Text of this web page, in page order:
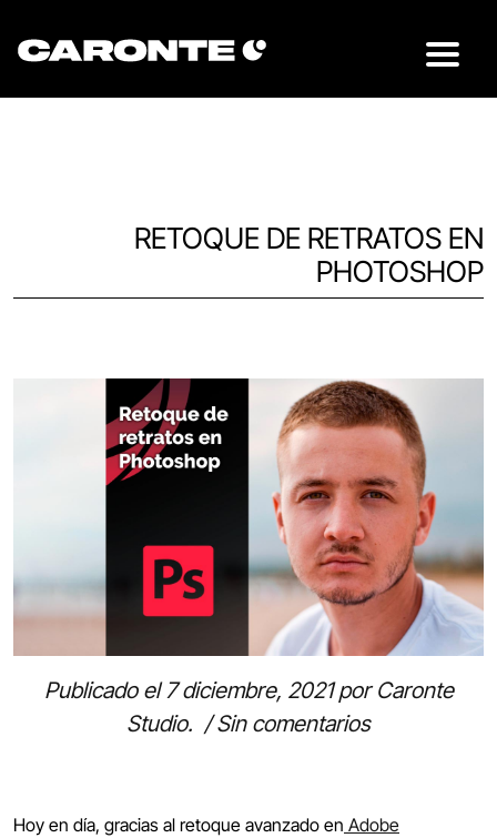
RETOQUE DE RETRATOS EN
PHOTOSHOP
Publicado el7 diciembre, 2021porCaronte
Studio. /Sin comentarios
Hoy en día, gracias al retoque avanzado en Adobe